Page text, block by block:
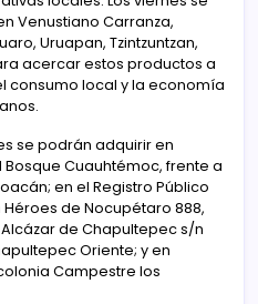
Venustiano Carranza,
Uruapan, Tzintzuntzan,
acercar estos productos a
consumo local y la economía
se podrán adquirir en
Cuauhtémoc, frente a
en el Registro Público
de Nocupétaro 888,
de Chapultepec s/n
Oriente; y en
Campestre los